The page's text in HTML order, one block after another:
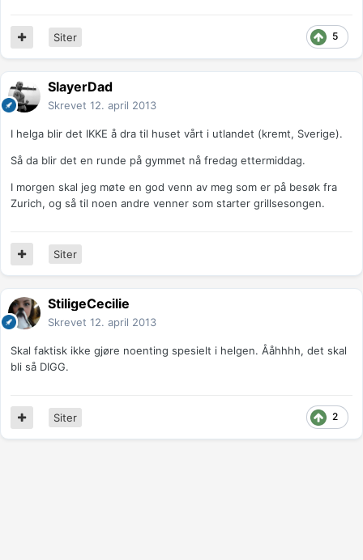
5
Siter
SlayerDad
Skrevet 12. april 2013
I helga blir det IKKE å dra til huset vårt i utlandet (kremt, Sverige).
Så da blir det en runde på gymmet nå fredag ettermiddag.
I morgen skal jeg møte en god venn av meg som er på besøk fra
Zurich, og så til noen andre venner som starter grillsesongen.
Siter
StiligeCecilie
Skrevet 12. april 2013
Skal faktisk ikke gjøre noenting spesielt i helgen. Ååhhhh, det skal
bli så DIGG.
2
Siter